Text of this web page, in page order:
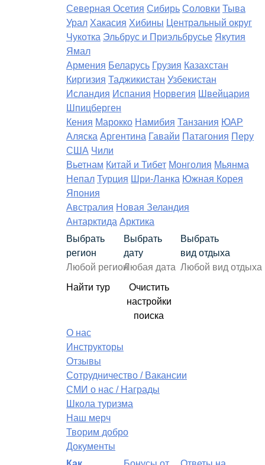
Северная Осетия Сибирь Соловки Тыва
Урал Хакасия Хибины Центральный округ
Чукотка Эльбрус и Приэльбрусье Якутия
Ямал
Армения Беларусь Грузия Казахстан
Киргизия Таджикистан Узбекистан
Исландия Испания Норвегия Швейцария
Шпицберген
Кения Марокко Намибия Танзания ЮАР
Аляска Аргентина Гавайи Патагония Перу
США Чили
Вьетнам Китай и Тибет Монголия Мьянма
Непал Турция Шри-Ланка Южная Корея
Япония
Австралия Новая Зеландия
Антарктида Арктика
Выбрать
регион
Выбрать
дату
Выбрать
вид отдыха
Найти тур
Очистить
настройки
поиска
О нас
Инструкторы
Отзывы
Сотрудничество / Вакансии
СМИ о нас / Награды
Школа туризма
Наш мерч
Творим добро
Документы